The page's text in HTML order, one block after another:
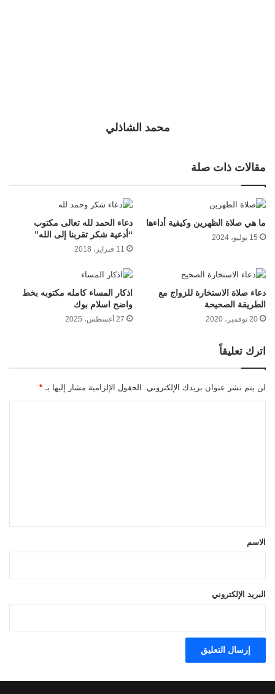
محمد الشاذلي
مقالات ذات صلة
ما هي صلاة الظهرين وكيفية أداءها
15 يوليو، 2024
دعاء الحمد لله تعالى مكتوب
“أدعية شكر تقربنا إلى الله”
11 فبراير، 2018
دعاء صلاة الاستخارة للزواج مع
الطريقة الصحيحة
20 نوفمبر، 2020
اذكار المساء كامله مكتوبه بخط
واضح اسلام بوك
27 أغسطس، 2025
اترك تعليقاً
لن يتم نشر عنوان بريدك الإلكتروني. الحقول الإلزامية مشار إليها بـ *
*الاسم
البريد الإلكتروني